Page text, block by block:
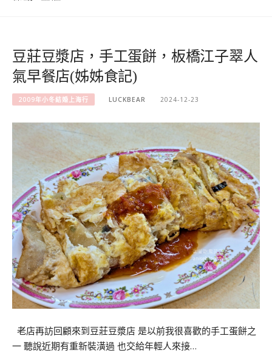
豆莊豆漿店，手工蛋餅，板橋江子翠人
氣早餐店(姊姊食記)
2009年小冬結婚上海行 LUCKBEAR 2024-12-23
老店再訪回顧來到豆莊豆漿店 是以前我很喜歡的手工蛋餅之
一 聽說近期有重新裝潢過 也交給年輕人來接…